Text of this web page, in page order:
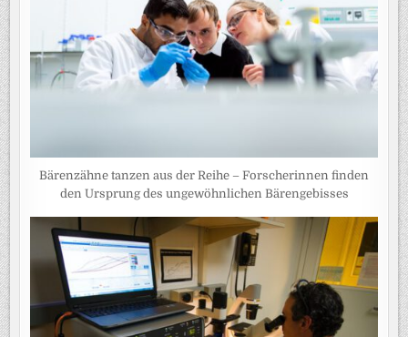
Bärenzähne tanzen aus der Reihe – Forscherinnen finden
den Ursprung des ungewöhnlichen Bärengebisses